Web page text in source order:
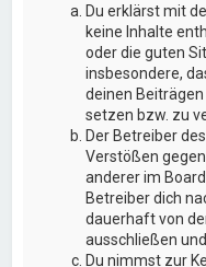
Du erklärst mit
keine Inhalte
oder die guten
insbesondere,
deinen
setzen bzw. zu
Der Betreiber
Verstößen
anderer im
Betreiber dich
dauerhaft von
ausschließen
Du nimmst zur